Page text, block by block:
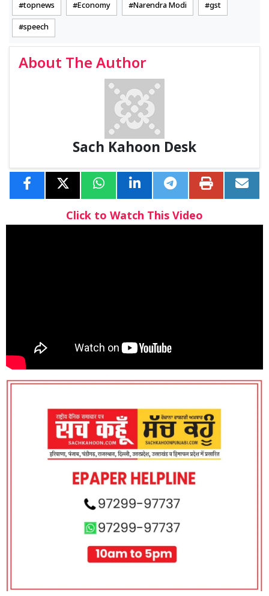
topnews Economy Narendra Modi gst
speech
About The Author
Sach Kahoon Desk
Click to Watch This Video